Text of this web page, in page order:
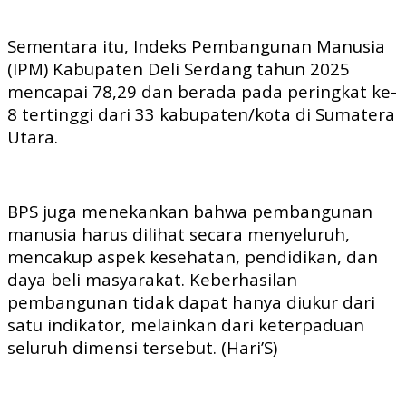
Sementara itu, Indeks Pembangunan Manusia
(IPM) Kabupaten Deli Serdang tahun 2025
mencapai 78,29 dan berada pada peringkat ke-
8 tertinggi dari 33 kabupaten/kota di Sumatera
Utara.
BPS juga menekankan bahwa pembangunan
manusia harus dilihat secara menyeluruh,
mencakup aspek kesehatan, pendidikan, dan
daya beli masyarakat. Keberhasilan
pembangunan tidak dapat hanya diukur dari
satu indikator, melainkan dari keterpaduan
seluruh dimensi tersebut. (Hari’S)